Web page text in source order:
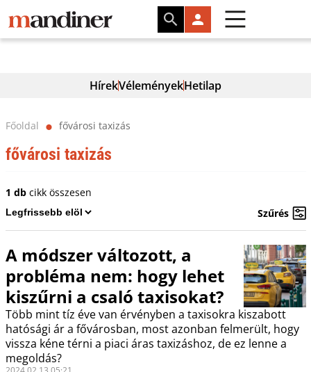
HírekVéleményekHetilap
Főoldal ⬤ fővárosi taxizás
fővárosi taxizás
1 dbcikk összesen
Szűrés
A módszer változott, a
probléma nem: hogy lehet
kiszűrni a csaló taxisokat?
Több mint tíz éve van érvényben a taxisokra kiszabott
hatósági ár a fővárosban, most azonban felmerült, hogy
vissza kéne térni a piaci áras taxizáshoz, de ez lenne a
megoldás?